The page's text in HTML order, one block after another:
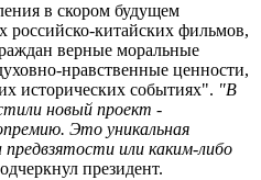
в скором будущем
российско-китайских фильмов,
верные моральные
нравственные ценности,
исторических событиях". "В
новый проект -
Это уникальная
или каким-либо
президент.